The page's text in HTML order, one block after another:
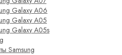
Galaxy A06
Galaxy A05
Galaxy A05s
Samsung